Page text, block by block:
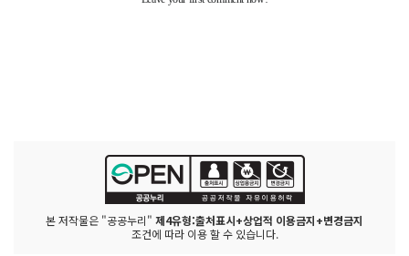
본 저작물은 "공공누리" 제4유형:출처표시+상업적 이용금지+변경금지
조건에 따라 이용 할 수 있습니다.